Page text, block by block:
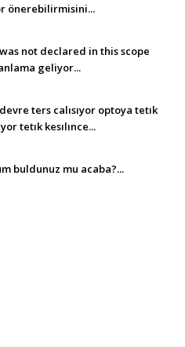
önerebilirmisini...
not declared in this scope
geliyor...
ters calısıyor optoya tetık
tetık kesılınce...
buldunuz mu acaba?...